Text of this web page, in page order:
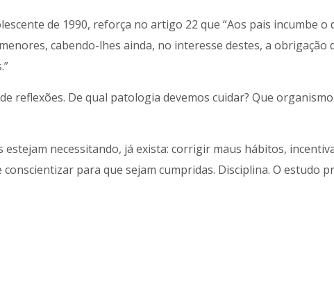
de 1990, reforça no artigo 22 que “Aos pais incumbe o
cabendo-lhes ainda, no interesse destes, a obrigação
reflexões. De qual patologia devemos cuidar? Que
estejam necessitando, já exista: corrigir maus hábitos,
para que sejam cumpridas. Disciplina. O estudo